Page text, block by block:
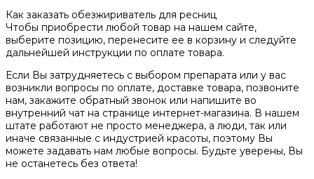
Как заказать обезжириватель для ресниц
Чтобы приобрести любой товар на нашем сайте,
выберите позицию, перенесите ее в корзину и следуйте
дальнейшей инструкции по оплате товара.
Если Вы затрудняетесь с выбором препарата или у вас
возникли вопросы по оплате, доставке товара, позвоните
нам, закажите обратный звонок или напишите во
внутренний чат на странице интернет-магазина. В нашем
штате работают не просто менеджера, а люди, так или
иначе связанные с индустрией красоты, поэтому Вы
можете задавать нам любые вопросы. Будьте уверены, Вы
не останетесь без ответа!